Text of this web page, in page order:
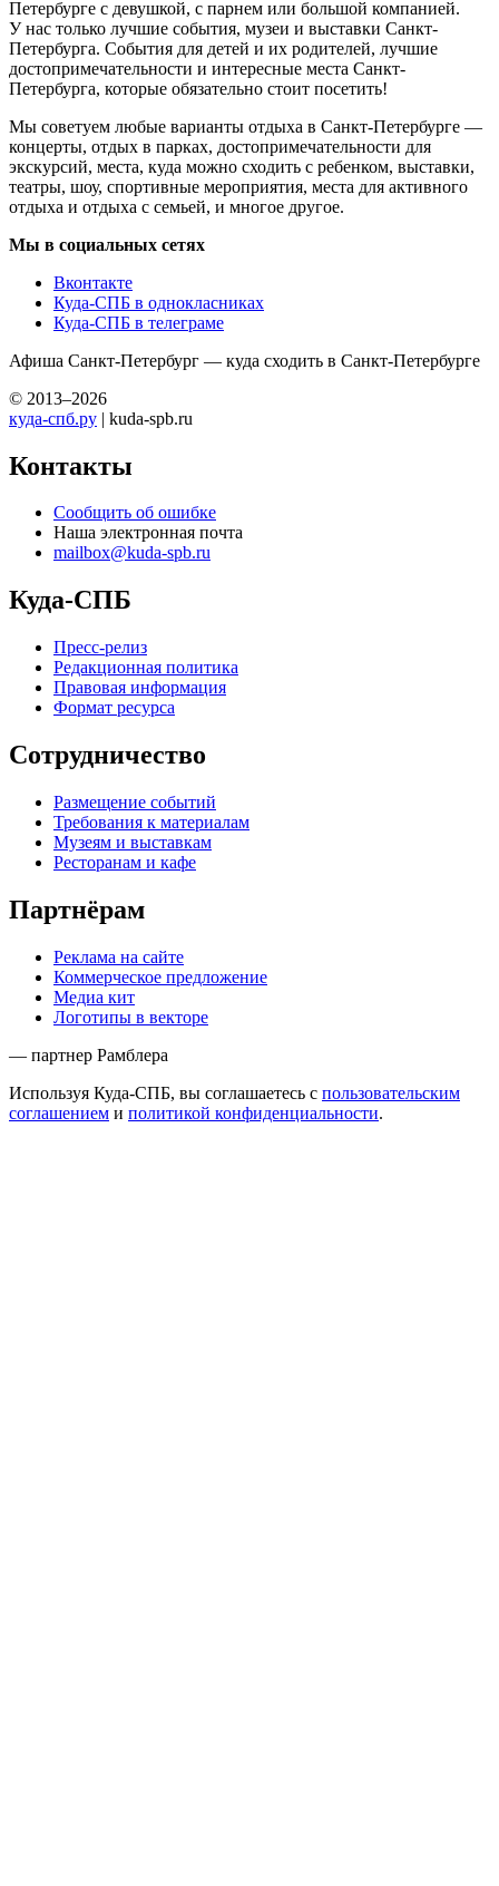
Петербурге с девушкой, с парнем или большой компанией.
У нас только лучшие события, музеи и выставки Санкт-
Петербурга. События для детей и их родителей, лучшие
достопримечательности и интересные места Санкт-
Петербурга, которые обязательно стоит посетить!
Мы советуем любые варианты отдыха в Санкт-Петербурге —
концерты, отдых в парках, достопримечательности для
экскурсий, места, куда можно сходить с ребенком, выставки,
театры, шоу, спортивные мероприятия, места для активного
отдыха и отдыха с семьей, и многое другое.
Мы в социальных сетях
Вконтакте
Куда-СПБ в однокласниках
Куда-СПБ в телеграме
Афиша Санкт-Петербург — куда сходить в Санкт-Петербурге
© 2013–2026
куда-спб.ру | kuda-spb.ru
Контакты
Сообщить об ошибке
Наша электронная почта
mailbox@kuda-spb.ru
Куда-СПБ
Пресс-релиз
Редакционная политика
Правовая информация
Формат ресурса
Сотрудничество
Размещение событий
Требования к материалам
Музеям и выставкам
Ресторанам и кафе
Партнёрам
Реклама на сайте
Коммерческое предложение
Медиа кит
Логотипы в векторе
— партнер Рамблера
Используя Куда-СПБ, вы соглашаетесь с пользовательским
соглашением и политикой конфиденциальности.